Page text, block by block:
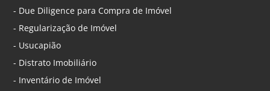
- Due Diligence para Compra de Imóvel
- Regularização de Imóvel
- Usucapião
- Distrato Imobiliário
- Inventário de Imóvel